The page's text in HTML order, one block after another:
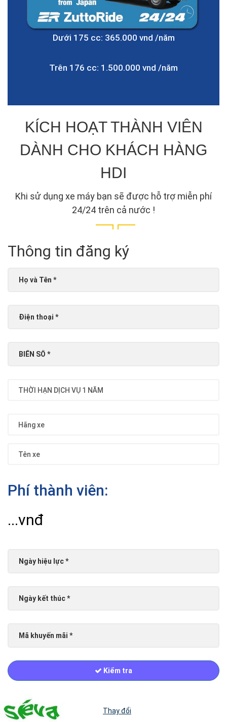
Dưới 175 cc: 365.000 vnd /năm
Trên 176 cc: 1.500.000 vnd /năm
KÍCH HOẠT THÀNH VIÊN
DÀNH CHO KHÁCH HÀNG
HDI
Khi sử dụng xe máy bạn sẽ được hỗ trợ miễn phí
24/24 trên cả nước !
Thông tin đăng ký
Phí thành viên:
...vnđ
Kiểm tra
Thay đổi